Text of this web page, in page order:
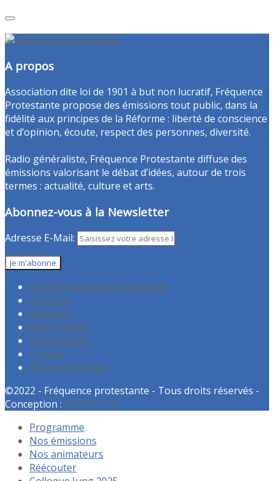
A propos
Association dite loi de 1901 à but non lucratif, Fréquence
Protestante propose des émissions tout public, dans la
fidélité aux principes de la Réforme : liberté de conscience
et d’opinion, écoute, respect des personnes, diversité.
Radio généraliste, Fréquence Protestante diffuse des
émissions valorisant le débat d’idées, autour de trois
termes : actualité, culture et arts.
Abonnez-vous à la Newsletter
Adresse E-Mail:
Accueil Fréquence protestante
A propos
Adhésion
Faire un don
Recrutement
Contact
Mentions légales
©2022 - Fréquence protestante - Tous droits réservés -
Conception : PUSH IT UP
Programme
Nos émissions
Nos animateurs
Réécouter